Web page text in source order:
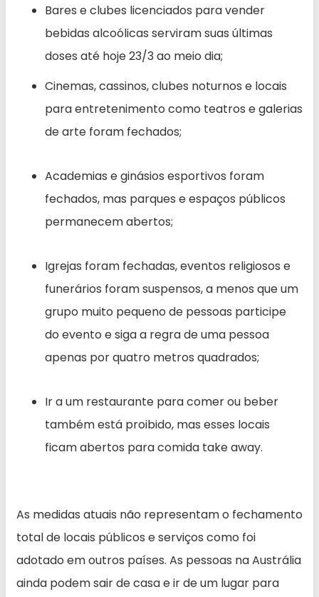
Bares e clubes licenciados para vender
bebidas alcoólicas serviram suas últimas
doses até hoje 23/3 ao meio dia;
Cinemas, cassinos, clubes noturnos e locais
para entretenimento como teatros e galerias
de arte foram fechados;
Academias e ginásios esportivos foram
fechados, mas parques e espaços públicos
permanecem abertos;
Igrejas foram fechadas, eventos religiosos e
funerários foram suspensos, a menos que um
grupo muito pequeno de pessoas participe
do evento e siga a regra de uma pessoa
apenas por quatro metros quadrados;
Ir a um restaurante para comer ou beber
também está proibido, mas esses locais
ficam abertos para comida take away.
As medidas atuais não representam o fechamento
total de locais públicos e serviços como foi
adotado em outros países. As pessoas na Austrália
ainda podem sair de casa e ir de um lugar para